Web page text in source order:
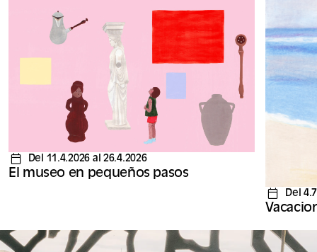
Del 11.4.2026 al 26.4.2026
El museo en pequeños pasos
Del